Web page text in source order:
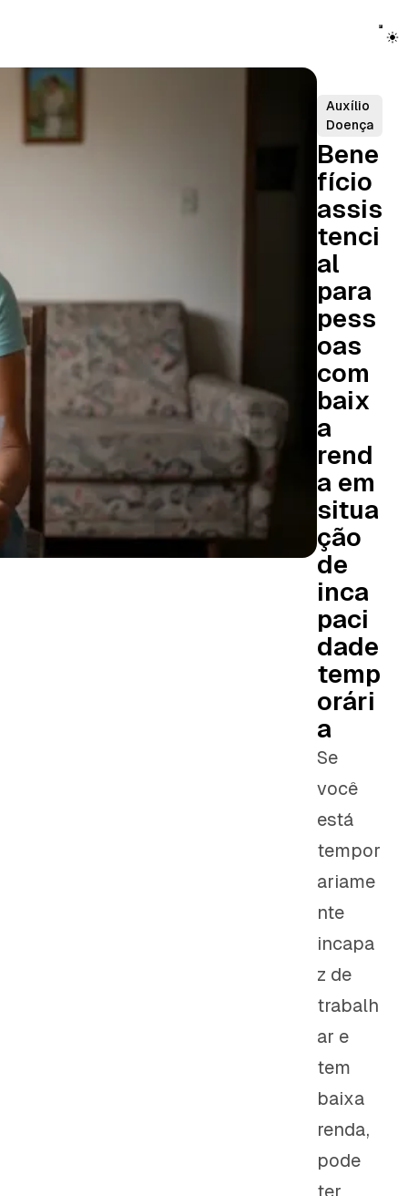
Auxílio
Doença
Bene
fício
assis
tenci
al
para
pess
oas
com
baix
a
rend
a em
situa
ção
de
inca
paci
dade
temp
orári
a
Se
você
está
tempor
ariame
nte
incapa
z de
trabalh
ar e
tem
baixa
renda,
pode
ter